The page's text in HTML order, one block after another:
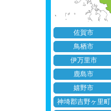
佐賀市
鳥栖市
伊万里市
鹿島市
嬉野市
神埼郡吉野ヶ里町